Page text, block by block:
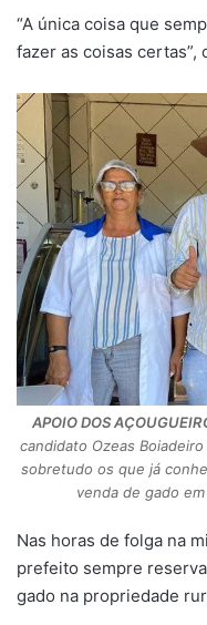
“A única coisa que
fazer as coisas certas”,
APOIO DOS
candidato Ozeas
sobretudo os que já
venda de gado
Nas horas de folga na
prefeito sempre
gado na propriedade